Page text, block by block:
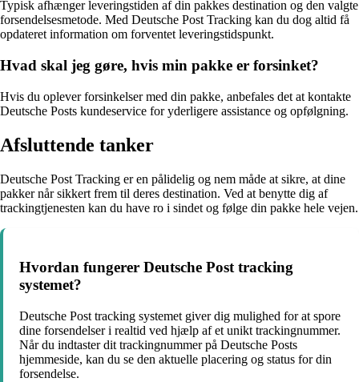
Typisk afhænger leveringstiden af din pakkes destination og den valgte
forsendelsesmetode. Med Deutsche Post Tracking kan du dog altid få
opdateret information om forventet leveringstidspunkt.
Hvad skal jeg gøre, hvis min pakke er forsinket?
Hvis du oplever forsinkelser med din pakke, anbefales det at kontakte
Deutsche Posts kundeservice for yderligere assistance og opfølgning.
Afsluttende tanker
Deutsche Post Tracking er en pålidelig og nem måde at sikre, at dine
pakker når sikkert frem til deres destination. Ved at benytte dig af
trackingtjenesten kan du have ro i sindet og følge din pakke hele vejen.
Hvordan fungerer Deutsche Post tracking
systemet?
Deutsche Post tracking systemet giver dig mulighed for at spore
dine forsendelser i realtid ved hjælp af et unikt trackingnummer.
Når du indtaster dit trackingnummer på Deutsche Posts
hjemmeside, kan du se den aktuelle placering og status for din
forsendelse.